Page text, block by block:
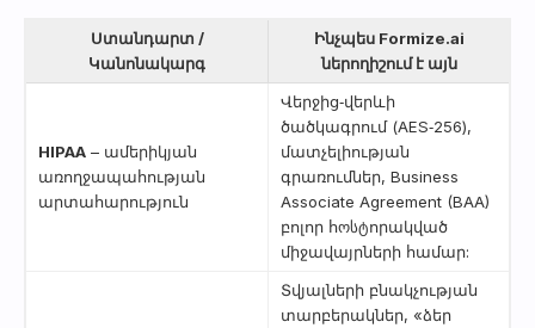
Ստանդարտ /
Կանոնակարգ
Ինչպես Formize.ai
ներողիշում է այն
HIPAA – ամերիկյան
առողջապահության
արտահարություն
Վերջից‑վերևի
ծածկագրում (AES‑256),
մատչելիության
գրառումներ, Business
Associate Agreement (BAA)
բոլոր հოსტորակված
միջավայրների համար:
Տվյալների բնակչության
տարբերակներ, «ձեր